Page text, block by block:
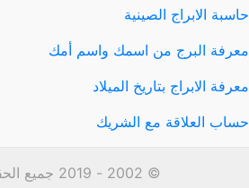
حاسبة الابراج الصينية
معرفة البرج من اسمك واسم أمك
معرفة الابراج بتاريخ الميلاد
حساب العلاقة مع الشريك
© 2002 - 2019 جميع الحقوق محفوظة